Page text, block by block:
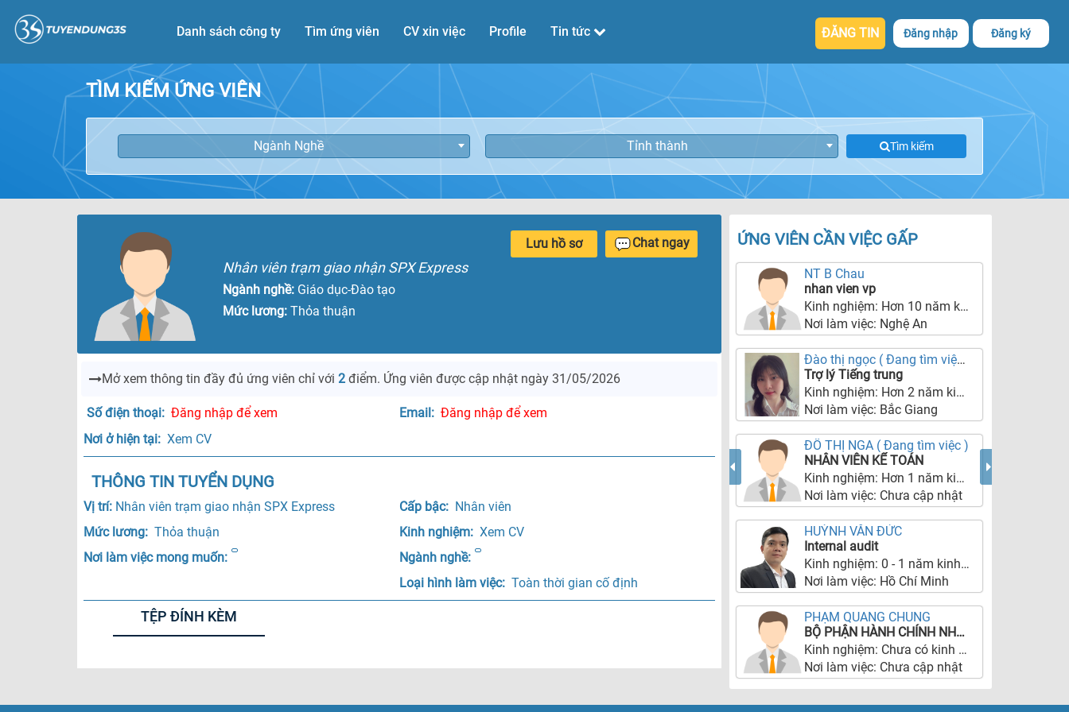
Danh sách công ty Tìm ứng viên CV xin việc Profile Tin tức ĐĂNG TIN Đăng nhập Đăng ký
TÌM KIẾM ỨNG VIÊN
Ngành Nghề Tỉnh thành Tìm kiếm
Lưu hồ sơ Chat ngay
Nhân viên trạm giao nhận SPX Express
Ngành nghề: Giáo dục-Đào tạo
Mức lương:Thỏa thuận
Mở xem thông tin đầy đủ ứng viên chỉ với 2 điểm. Ứng viên được cập nhật ngày 31/05/2026
Số điện thoại: Đăng nhập để xem Email: Đăng nhập để xem
Nơi ở hiện tại: Xem CV
THÔNG TIN TUYỂN DỤNG
Vị trí: Nhân viên trạm giao nhận SPX Express
Mức lương: Thỏa thuận
Nơi làm việc mong muốn:
Cấp bậc: Nhân viên
Kinh nghiệm: Xem CV
Ngành nghề:
Loại hình làm việc: Toàn thời gian cố định
TỆP ĐÍNH KÈM
ỨNG VIÊN CẦN VIỆC GẤP
NT B Chau
nhan vien vp
Kinh nghiệm: Hơn 10 năm kinh nghiệm
Nơi làm việc: Nghệ An
Đào thị ngọc ( Đang tìm việc )
Trợ lý Tiếng trung
Kinh nghiệm: Hơn 2 năm kinh nghiệm
Nơi làm việc: Bắc Giang
ĐỖ THỊ NGA ( Đang tìm việc )
NHÂN VIÊN KẾ TOÁN
Kinh nghiệm: Hơn 1 năm kinh nghiệm
Nơi làm việc: Chưa cập nhật
HUỲNH VĂN ĐỨC
Internal audit
Kinh nghiệm: 0 - 1 năm kinh nghiệm
Nơi làm việc: Hồ Chí Minh
PHẠM QUANG CHUNG
BỘ PHẬN HÀNH CHÍNH NHÂN SỰ HOẶC SALE MArKETING.
Kinh nghiệm: Chưa có kinh nghiệm
Nơi làm việc: Chưa cập nhật